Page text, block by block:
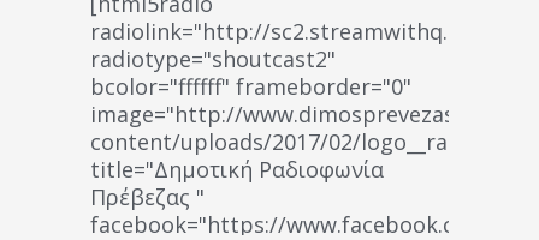
radiolink="http://
radiotype="shoutcast2"
bcolor="ffffff" frameborder="0"
image="http://www.dimosprevezas.gr/wp-
content/uploads/2017/02/
title="Δημοτική Ραδιοφωνία
Πρέβεζας "
facebook="https://www.facebook.com/